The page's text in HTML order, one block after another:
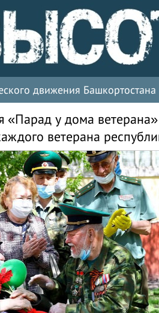
движения Башкортостана
«Парад у дома
ветерана